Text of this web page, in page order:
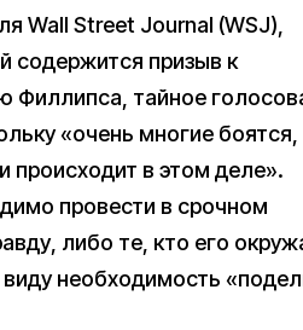
Wall Street Journal (WSJ),
содержится призыв к
Филлипса, тайное
«очень многие боятся,
происходит в этом деле».
провести в срочном
либо те, кто его
необходимость